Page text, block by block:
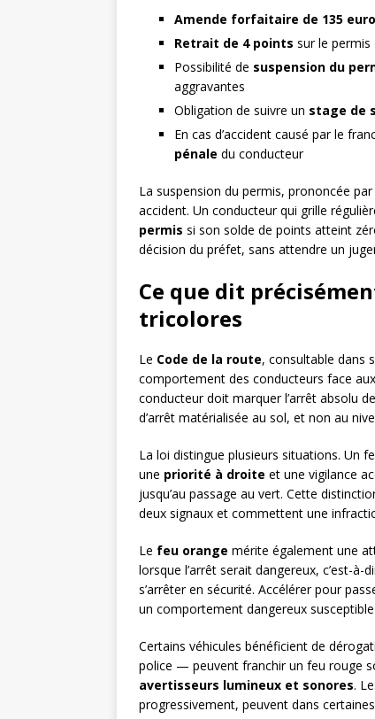
Amende forfaitaire de 135
Retrait de 4 points sur le permis
Possibilité de suspension du
aggravantes
Obligation de suivre un stage de
En cas d’accident causé par le
pénale du conducteur
La suspension du permis, prononcée
accident. Un conducteur qui grille
permis si son solde de points atteint
décision du préfet, sans attendre un
Ce que dit
tricolores
Le Code de la route, consultable dans
comportement des conducteurs face
conducteur doit marquer l’arrêt absolu
d’arrêt matérialisée au sol, et non au
La loi distingue plusieurs situations. Un
une priorité à droite et une vigilance
jusqu’au passage au vert. Cette
deux signaux et commettent une
Le feu orange mérite également une
lorsque l’arrêt serait dangereux, c’est-
s’arrêter en sécurité. Accélérer pour
un comportement dangereux
Certains véhicules bénéficient de
police — peuvent franchir un feu rouge
avertisseurs lumineux et sonores.
progressivement, peuvent dans